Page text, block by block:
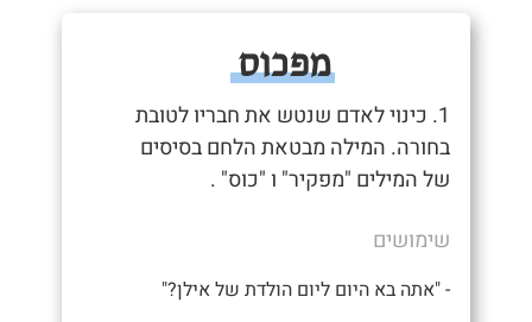
מפכוס
1. כינוי לאדם שנטש את חבריו לטובת
בחורה. המילה מבטאת הלחם בסיסים
של המילים "מפקיר" ו "כוס" .
שימושים
- "אתה בא היום ליום הולדת של אילן?"